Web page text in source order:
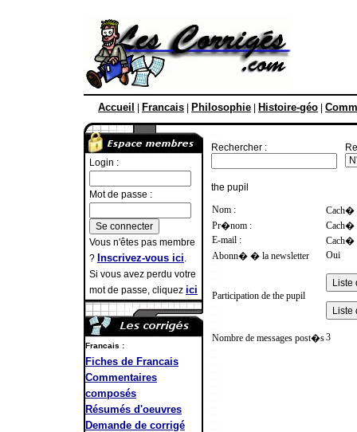
Accueil Francais Philosophie Histoire-géo
Login :
Mot de passe :
Vous n'êtes pas membre
? Inscrivez-vous ici.
Si vous avez perdu votre
mot de passe, cliquez ici
Francais :
Fiches de Francais
Commentaires
composés
Résumés d'oeuvres
Demande de corrigé
Rechercher :
the pupil
Nom :
Cach�
Pr�nom :
Cach�
E-mail :
Cach�
Abonn� � la newsletter
Oui
Participation de the pupil
Nombre de messages post�s3